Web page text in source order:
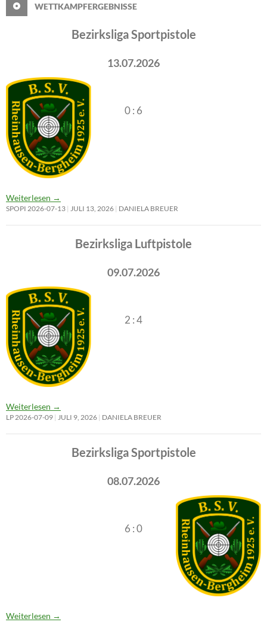
WETTKAMPFERGEBNISSE
Bezirksliga Sportpistole
13.07.2026
0 : 6
Weiterlesen →
SPOPI 2026-07-13 JULI 13, 2026 DANIELA BREUER
Bezirksliga Luftpistole
09.07.2026
2 : 4
Weiterlesen →
LP 2026-07-09 JULI 9, 2026 DANIELA BREUER
Bezirksliga Sportpistole
08.07.2026
6 : 0
Weiterlesen →